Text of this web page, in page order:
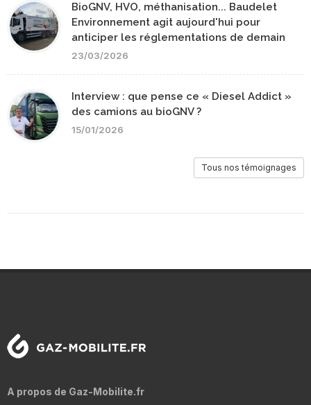
BioGNV, HVO, méthanisation... Baudelet
Environnement agit aujourd'hui pour
anticiper les réglementations de demain
23/03/2026
Interview : que pense ce « Diesel Addict »
des camions au bioGNV ?
15/01/2026
Tous nos témoignages
A propos de Gaz-Mobilite.fr